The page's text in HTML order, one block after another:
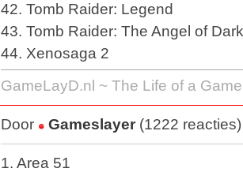
42. Tomb Raider: Legend
43. Tomb Raider: The Angel of
44. Xenosaga 2
GameLayD.nl ~ The Life of a
Door Gameslayer (1222
1. Area 51